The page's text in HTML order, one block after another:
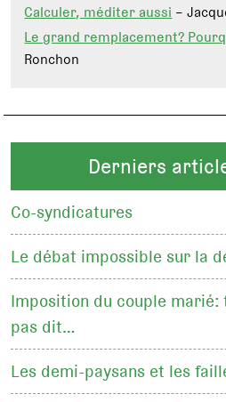
Calculer, méditer aussi–
Le grand remplacement?
Ronchon
Derniers
Co-syndicatures
Le débat impossible sur la
Imposition du couple
pas dit…
Les demi-paysans et les